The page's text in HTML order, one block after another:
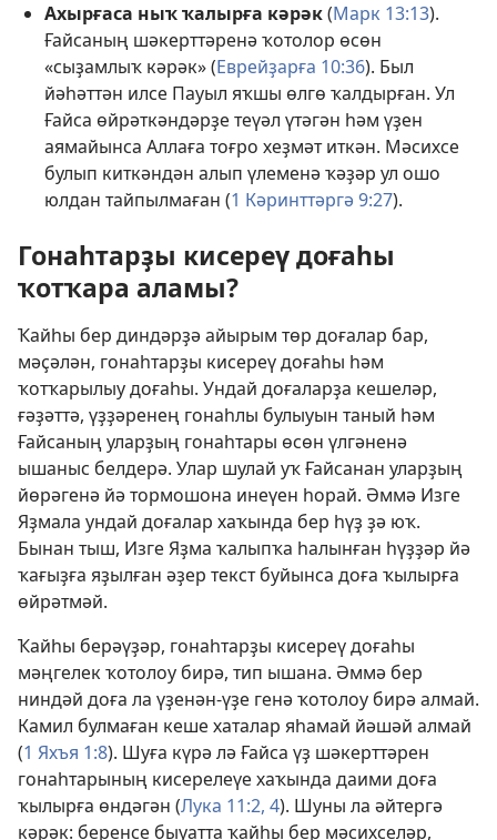
Ахырғаса ныҡ ҡалырға кәрәк(Марк 13:13).
Ғайсаның шәкерттәренә ҡотолор өсөн
«сыҙамлыҡ кәрәк» (Еврейҙарға 10:36). Был
йәһәттән илсе Пауыл яҡшы өлгө ҡалдырған. Ул
Ғайса өйрәткәндәрҙе теүәл үтәгән һәм үҙен
аямайынса Аллаға тоғро хеҙмәт иткән. Мәсихсе
булып киткәндән алып үлеменә ҡәҙәр ул ошо
юлдан тайпылмаған (1 Кәринттәргә 9:27).
Гонаһтарҙы кисереү доғаһы
ҡотҡара аламы?
Ҡайһы бер диндәрҙә айырым төр доғалар бар,
мәҫәлән, гонаһтарҙы кисереү доғаһы һәм
ҡотҡарылыу доғаһы. Ундай доғаларҙа кешеләр,
ғәҙәттә, үҙҙәренең гонаһлы булыуын таный һәм
Ғайсаның уларҙың гонаһтары өсөн үлгәненә
ышаныс белдерә. Улар шулай уҡ Ғайсанан уларҙың
йөрәгенә йә тормошона инеүен һорай. Әммә Изге
Яҙмала ундай доғалар хаҡында бер һүҙ ҙә юҡ.
Бынан тыш, Изге Яҙма ҡалыпҡа һалынған һүҙҙәр йә
ҡағыҙға яҙылған әҙер текст буйынса доға ҡылырға
өйрәтмәй.
Ҡайһы берәүҙәр, гонаһтарҙы кисереү доғаһы
мәңгелек ҡотолоу бирә, тип ышана. Әммә бер
ниндәй доға ла үҙенән-үҙе генә ҡотолоу бирә алмай.
Камил булмаған кеше хаталар яһамай йәшәй алмай
(1 Яхъя 1:8). Шуға күрә лә Ғайса үҙ шәкерттәрен
гонаһтарының кисерелеүе хаҡында даими доға
ҡылырға өндәгән (Лука 11:2, 4). Шуны ла әйтергә
кәрәк: беренсе быуатта ҡайһы бер мәсихселәр,